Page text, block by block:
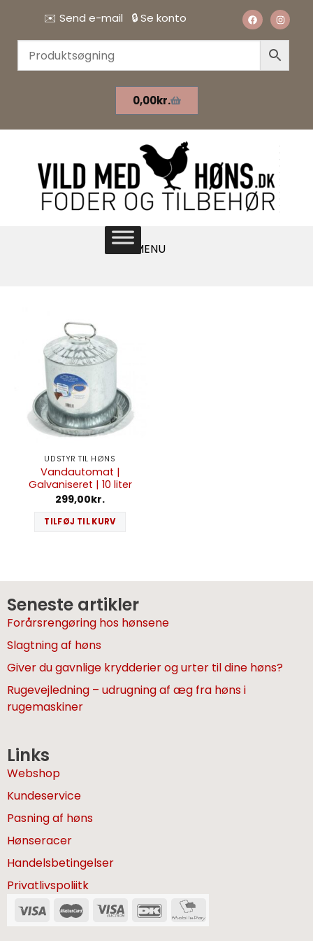
✉️Send e-mail 🔒Se konto
0,00kr.
MENU
UDSTYR TIL HØNS
Vandautomat |
Galvaniseret | 10 liter
299,00kr.
TILFØJ TIL KURV
Seneste artikler
Forårsrengøring hos hønsene
Slagtning af høns
Giver du gavnlige krydderier og urter til dine høns?
Rugevejledning – udrugning af æg fra høns i
rugemaskiner
Links
Webshop
Kundeservice
Pasning af høns
Hønseracer
Handelsbetingelser
Privatlivspoliitk